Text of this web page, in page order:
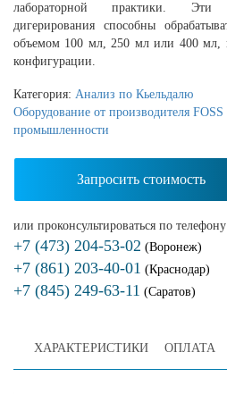
лабораторной практики. Эти
дигерирования способны
объемом 100 мл, 250 мл или 400 мл,
конфигурации.
Категория: Анализ по Кьельдалю
Оборудование от производителя
промышленности
Запросить стоимость
или проконсультироваться по
+7 (473) 204-53-02 (Воронеж)
+7 (861) 203-40-01 (Краснодар)
+7 (845) 249-63-11 (Саратов)
ХАРАКТЕРИСТИКИ ОПЛАТА